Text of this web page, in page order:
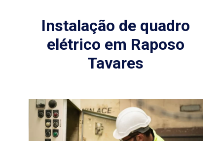
Instalação de quadro
elétrico em Raposo
Tavares